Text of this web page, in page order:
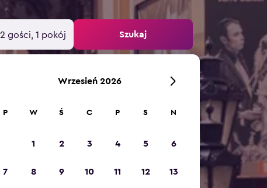
2 gości, 1 pokój Szukaj
Wrzesień 2026
P W Ś C P S N
1 2 3 4 5 6
7 8 9 10 11 12 13